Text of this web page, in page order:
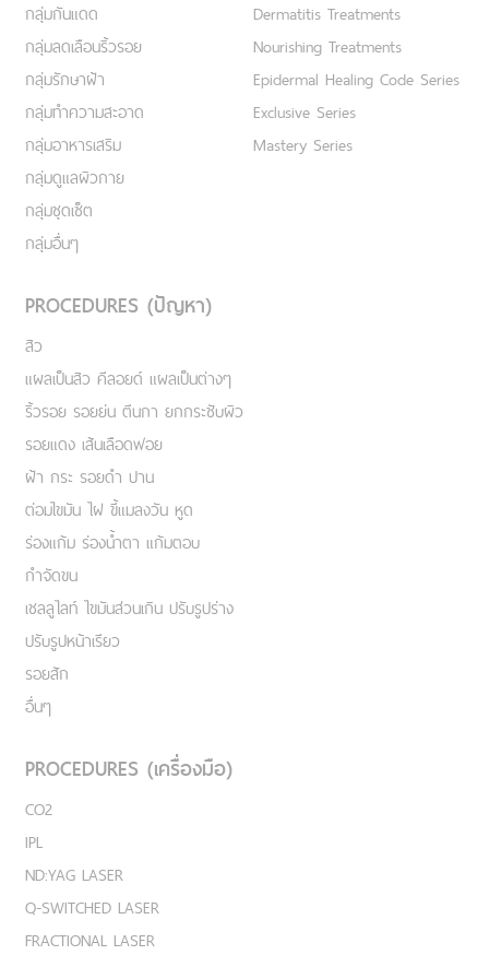
กลุ่มกันแดด
กลุ่มลดเลือนริ้วรอย
กลุ่มรักษาฝ้า
กลุ่มทำความสะอาด
กลุ่มอาหารเสริม
กลุ่มดูแลผิวกาย
กลุ่มชุดเซ็ต
กลุ่มอื่นๆ
Dermatitis Treatments
Nourishing Treatments
Epidermal Healing Code Series
Exclusive Series
Mastery Series
PROCEDURES (ปัญหา)
สิว
แผลเป็นสิว คีลอยด์ แผลเป็นต่างๆ
ริ้วรอย รอยย่น ตีนกา ยกกระชับผิว
รอยแดง เส้นเลือดฟอย
ฝ้า กระ รอยดำ ปาน
ต่อมไขมัน ไฝ ขี้แมลงวัน หูด
ร่องแก้ม ร่องน้ำตา แก้มตอบ
กำจัดขน
เชลลูไลท์ ไขมันส่วนเกิน ปรับรูปร่าง
ปรับรูปหน้าเรียว
รอยสัก
อื่นๆ
PROCEDURES (เครื่องมือ)
CO2
IPL
ND:YAG LASER
Q-SWITCHED LASER
FRACTIONAL LASER